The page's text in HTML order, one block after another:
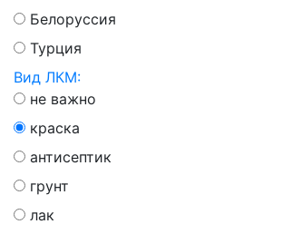
Белоруссия
Турция
Вид ЛКМ:
не важно
краска
антисептик
грунт
лак